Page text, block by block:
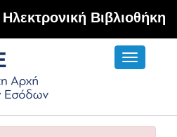
Hλεκτρονική Βιβλιοθήκη
Toggle